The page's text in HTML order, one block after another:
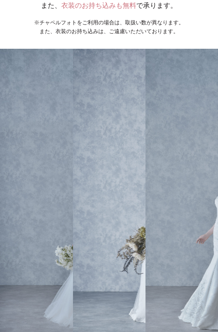
また、 衣装のお持ち込みも無料で承ります。
※チャペルフォトをご利用の場合は、取扱い数が異なります。
また、衣装のお持ち込みは、ご遠慮いただいております。